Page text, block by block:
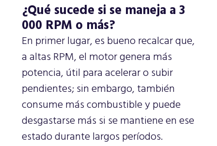
¿Qué sucede si se maneja a 3
000 RPM o más?
En primer lugar, es bueno recalcar que,
a altas RPM, el motor genera más
potencia, útil para acelerar o subir
pendientes; sin embargo, también
consume más combustible y puede
desgastarse más si se mantiene en ese
estado durante largos períodos.